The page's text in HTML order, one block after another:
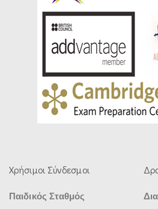
Χρήσιμοι Σύνδεσμοι
Παιδικός Σταθμός